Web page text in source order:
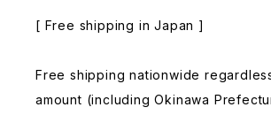
[ Free shipping in Japan ]
Free shipping nationwide
amount (including Okinawa